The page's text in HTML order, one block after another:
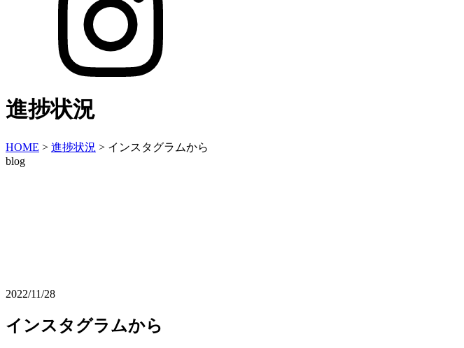
進捗状況
HOME > 進捗状況 > インスタグラムから
blog
2022/11/28
インスタグラムから